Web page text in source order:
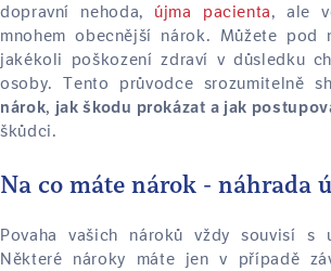
dopravní nehoda, újma pacienta, ale
mnohem obecnější nárok. Můžete pod
jakékoli poškození zdraví v důsledku
osoby. Tento průvodce srozumitelně
nárok, jak škodu prokázat a jak
škůdci.
Na co máte nárok - náhrada
Povaha vašich nároků vždy souvisí s
Některé nároky máte jen v případě